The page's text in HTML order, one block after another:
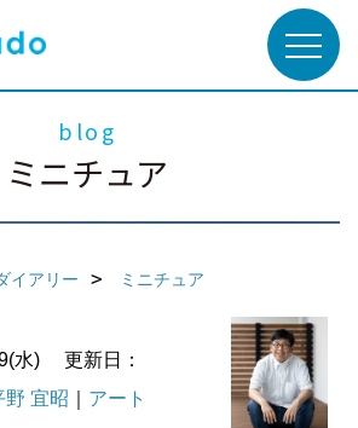
blog
ミニチュア
イアリー ミニチュア
水)
更新日：
野 宜昭 アート